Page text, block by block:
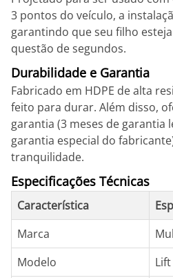
3 pontos do veículo, a
garantindo que seu filho
questão de segundos.
Durabilidade e Garantia
Fabricado em HDPE de alta
feito para durar. Além disso,
garantia (3 meses de garantia
garantia especial do
tranquilidade.
Especificações Técnicas
Característica
Marca
Modelo